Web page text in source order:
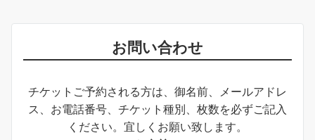
お問い合わせ
チケットご予約される方は、御名前、メールアドレ
ス、お電話番号、チケット種別、枚数を必ずご記入
ください。宜しくお願い致します。